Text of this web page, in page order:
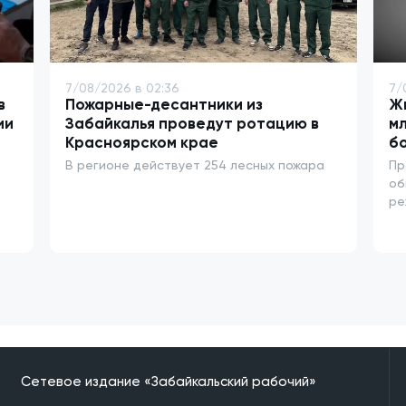
7/08/2026 в 02:36
Пожарные-десантники из
Забайкалья проведут ротацию в
Красноярском крае
В регионе действует 254 лесных пожара
7/
Сетевое издание «Забайкальский рабочий»